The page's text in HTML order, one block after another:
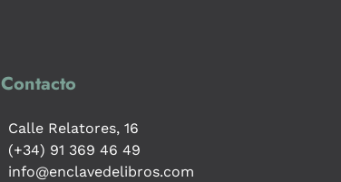
Contacto
Calle Relatores, 16
(+34) 91 369 46 49
info@enclavedelibros.com